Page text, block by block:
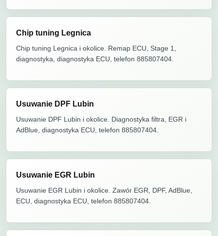
Chip tuning Legnica
Chip tuning Legnica i okolice. Remap ECU, Stage 1,
diagnostyka, diagnostyka ECU, telefon 885807404.
Usuwanie DPF Lubin
Usuwanie DPF Lubin i okolice. Diagnostyka filtra, EGR i
AdBlue, diagnostyka ECU, telefon 885807404.
Usuwanie EGR Lubin
Usuwanie EGR Lubin i okolice. Zawór EGR, DPF, AdBlue,
ECU, diagnostyka ECU, telefon 885807404.